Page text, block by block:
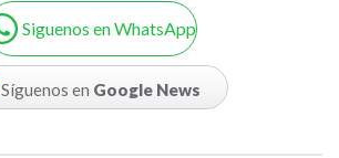
Siguenos en WhatsApp
Síguenos en Google News